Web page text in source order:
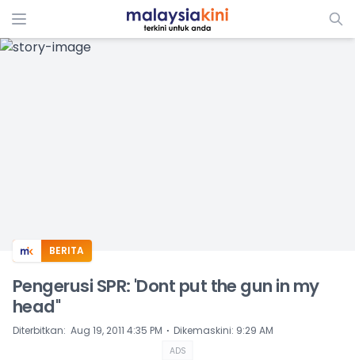
ADS
BERITA
Pengerusi SPR: 'Dont put the gun in my
head''
Diterbitkan: Aug 19, 2011 4:35 PM ⋅ Dikemaskini: 9:29 AM
ADS